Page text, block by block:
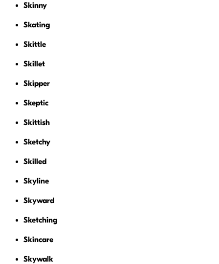
Skinny
Skating
Skittle
Skillet
Skipper
Skeptic
Skittish
Sketchy
Skilled
Skyline
Skyward
Sketching
Skincare
Skywalk